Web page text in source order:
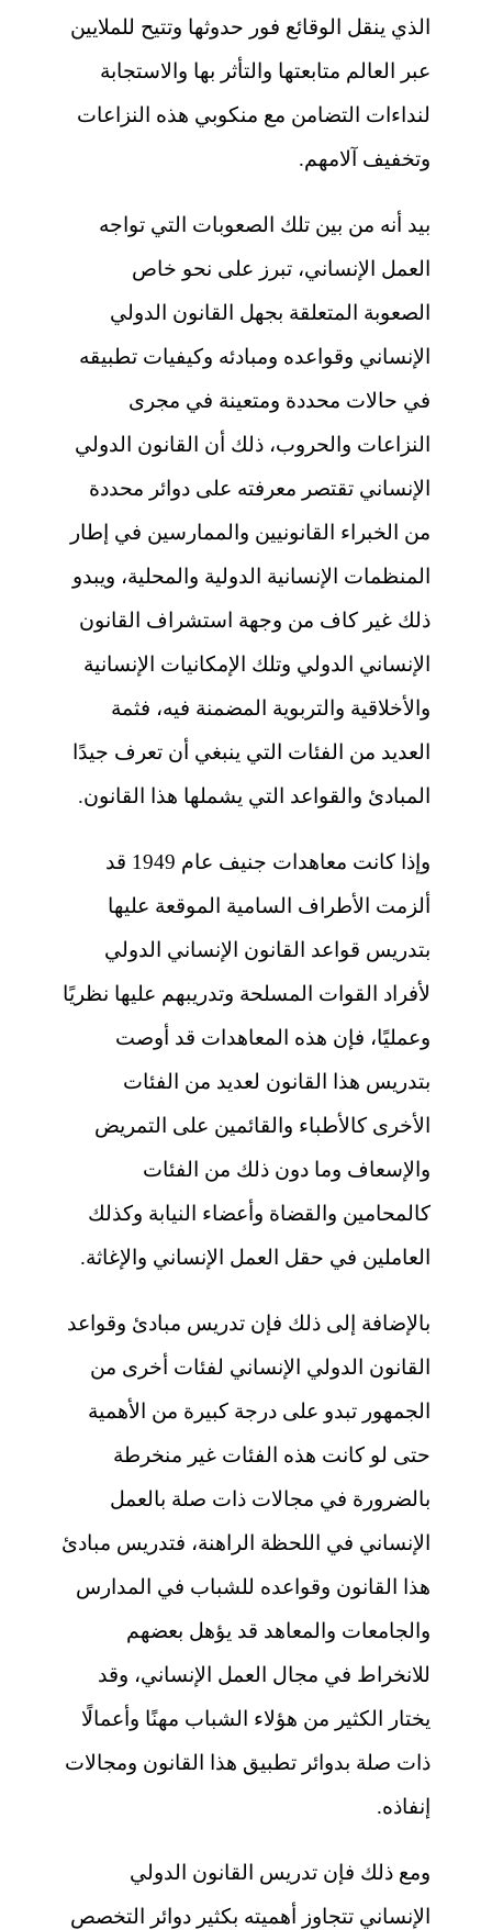
الذي ينقل الوقائع فور حدوثها وتتيح للملايين
عبر العالم متابعتها والتأثر بها والاستجابة
لنداءات التضامن مع منكوبي هذه النزاعات
وتخفيف آلامهم.
بيد أنه من بين تلك الصعوبات التي تواجه
العمل الإنساني، تبرز على نحو خاص
الصعوبة المتعلقة بجهل القانون الدولي
الإنساني وقواعده ومبادئه وكيفيات تطبيقه
في حالات محددة ومتعينة في مجرى
النزاعات والحروب، ذلك أن القانون الدولي
الإنساني تقتصر معرفته على دوائر محددة
من الخبراء القانونيين والممارسين في إطار
المنظمات الإنسانية الدولية والمحلية، ويبدو
ذلك غير كاف من وجهة استشراف القانون
الإنساني الدولي وتلك الإمكانيات الإنسانية
والأخلاقية والتربوية المضمنة فيه، فثمة
العديد من الفئات التي ينبغي أن تعرف جيدًا
المبادئ والقواعد التي يشملها هذا القانون.
وإذا كانت معاهدات جنيف عام 1949 قد
ألزمت الأطراف السامية الموقعة عليها
بتدريس قواعد القانون الإنساني الدولي
لأفراد القوات المسلحة وتدريبهم عليها نظريًا
وعمليًا، فإن هذه المعاهدات قد أوصت
بتدريس هذا القانون لعديد من الفئات
الأخرى كالأطباء والقائمين على التمريض
والإسعاف وما دون ذلك من الفئات
كالمحامين والقضاة وأعضاء النيابة وكذلك
العاملين في حقل العمل الإنساني والإغاثة.
بالإضافة إلى ذلك فإن تدريس مبادئ وقواعد
القانون الدولي الإنساني لفئات أخرى من
الجمهور تبدو على درجة كبيرة من الأهمية
حتى لو كانت هذه الفئات غير منخرطة
بالضرورة في مجالات ذات صلة بالعمل
الإنساني في اللحظة الراهنة، فتدريس مبادئ
هذا القانون وقواعده للشباب في المدارس
والجامعات والمعاهد قد يؤهل بعضهم
للانخراط في مجال العمل الإنساني، وقد
يختار الكثير من هؤلاء الشباب مهنًا وأعمالًا
ذات صلة بدوائر تطبيق هذا القانون ومجالات
إنفاذه.
ومع ذلك فإن تدريس القانون الدولي
الإنساني تتجاوز أهميته بكثير دوائر التخصص